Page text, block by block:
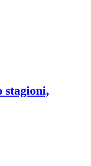
stagioni,